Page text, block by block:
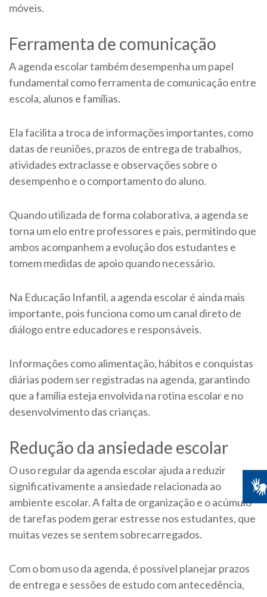
móveis.
Ferramenta de comunicação
A agenda escolar também desempenha um papel
fundamental como ferramenta de comunicação entre
escola, alunos e famílias.
Ela facilita a troca de informações importantes, como
datas de reuniões, prazos de entrega de trabalhos,
atividades extraclasse e observações sobre o
desempenho e o comportamento do aluno.
Quando utilizada de forma colaborativa, a agenda se
torna um elo entre professores e pais, permitindo que
ambos acompanhem a evolução dos estudantes e
tomem medidas de apoio quando necessário.
Na Educação Infantil, a agenda escolar é ainda mais
importante, pois funciona como um canal direto de
diálogo entre educadores e responsáveis.
Informações como alimentação, hábitos e conquistas
diárias podem ser registradas na agenda, garantindo
que a família esteja envolvida na rotina escolar e no
desenvolvimento das crianças.
Redução da ansiedade escolar
O uso regular da agenda escolar ajuda a reduzir
significativamente a ansiedade relacionada ao
ambiente escolar. A falta de organização e o acúmulo
de tarefas podem gerar estresse nos estudantes, que
muitas vezes se sentem sobrecarregados.
Com o bom uso da agenda, é possível planejar prazos
de entrega e sessões de estudo com antecedência,